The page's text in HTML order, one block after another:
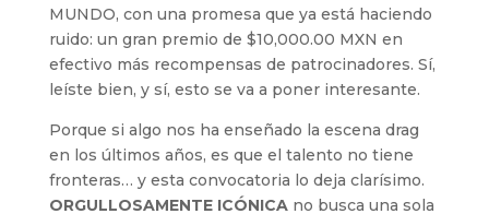
MUNDO, con una promesa que ya está haciendo
ruido: un gran premio de $10,000.00 MXN en
efectivo más recompensas de patrocinadores. Sí,
leíste bien, y sí, esto se va a poner interesante.
Porque si algo nos ha enseñado la escena drag
en los últimos años, es que el talento no tiene
fronteras… y esta convocatoria lo deja clarísimo.
ORGULLOSAMENTE ICÓNICAno busca una sola